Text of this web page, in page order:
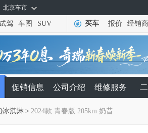
北京车市
驾 车图 SUV 买车 报价 经销商
促销信息 公司介绍 维修服务
冰淇淋 > 2024款 青春版 205km 奶昔